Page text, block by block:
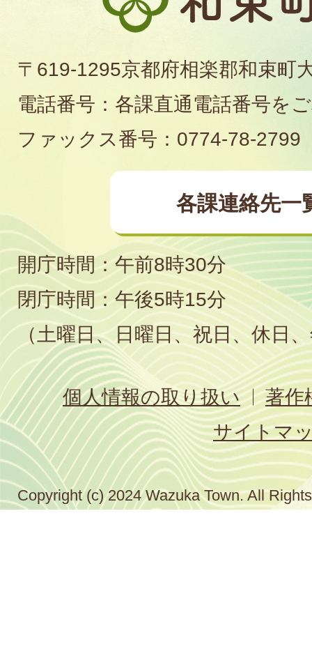
束
役
場
〒619-1295京都府相楽郡和束町
電話番号：各課直通電話番号を
ファックス番号：0774-78-2799
各課連絡先一
開庁時間：午前8時30分
閉庁時間：午後5時15分
（土曜日、日曜日、祝日、休日
個人情報の取り扱い
著作
サイトマ
Copyright (c) 2024 Wazuka Town. All